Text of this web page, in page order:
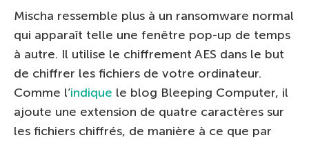
Mischa ressemble plus à un ransomware normal
qui apparaît telle une fenêtre pop-up de temps
à autre. Il utilise le chiffrement AES dans le but
de chiffrer les fichiers de votre ordinateur.
Comme l’indique le blog Bleeping Computer, il
ajoute une extension de quatre caractères sur
les fichiers chiffrés, de manière à ce que par